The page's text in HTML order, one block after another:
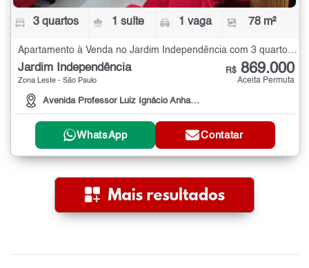
3 quartos 1 suíte 1 vaga 78 m²
Apartamento à Venda no Jardim Independência com 3 quartos - 78 m²
Jardim Independência
Zona Leste - São Paulo
Avenida Professor Luiz Ignácio Anhaia Mello, 3660
R$ 869.000
Aceita Permuta
WhatsApp Contatar